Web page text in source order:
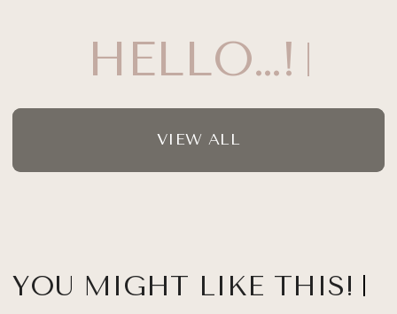
HELLO…!
VIEW ALL
YOU MIGHT LIKE THIS!